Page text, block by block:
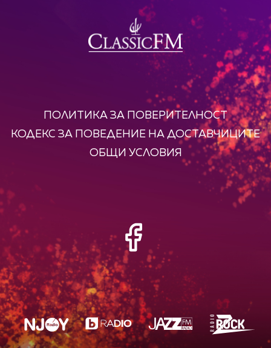
ПОЛИТИКА ЗА ПОВЕРИТЕЛНОСТ
КОДЕКС ЗА ПОВЕДЕНИЕ НА ДОСТАВЧИЦИТЕ
ОБЩИ УСЛОВИЯ